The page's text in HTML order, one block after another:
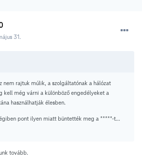
31.
nem rajtuk múlik, a szolgáltatónak a hálózat
kell még várni a különböző engedélyeket a
használhatják élesben.
pont ilyen miatt büntették meg a *****-t...
tovább.